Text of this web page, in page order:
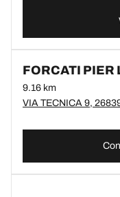
FORCATI PIER
9.16 km
VIA TECNICA 9,